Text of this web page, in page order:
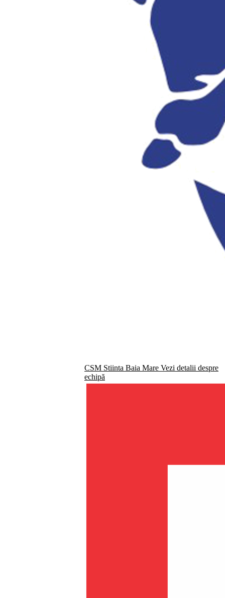
CSM Stiinta Baia Mare Vezi detalii despre
echipă